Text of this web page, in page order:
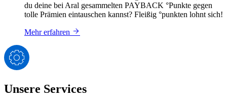
du deine bei Aral gesammelten PAYBACK °Punkte gegen
tolle Prämien eintauschen kannst? Fleißig °punkten lohnt sich!
Mehr erfahren
Unsere Services